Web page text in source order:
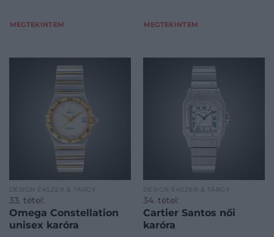
MEGTEKINTEM MEGTEKINTEM
DESIGN ÉKSZER & TÁRGY
33. tétel:
Omega Constellation
unisex karóra
DESIGN ÉKSZER & TÁRGY
34. tétel:
Cartier Santos női
karóra